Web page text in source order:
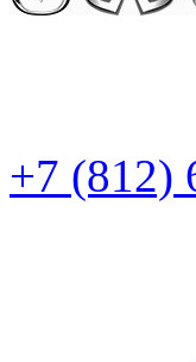
+7 (812)